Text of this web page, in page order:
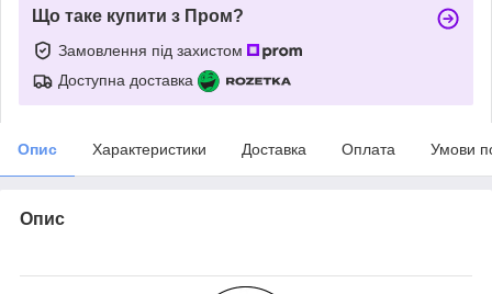
Що таке купити з Пром?
Замовлення під захистом
Доступна доставка
Опис Характеристики Доставка Оплата Умови
Опис